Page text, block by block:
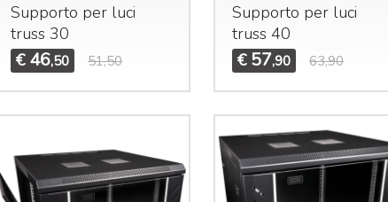
Supporto per luci
truss 30
€ 46,50 51,50
Supporto per luci
truss 40
€ 57,90 63,90